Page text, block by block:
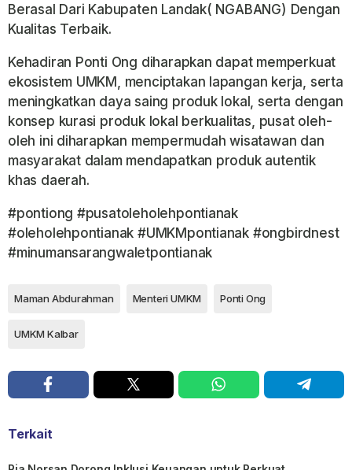
Berasal Dari Kabupaten Landak( NGABANG) Dengan
Kualitas Terbaik.
Kehadiran Ponti Ong diharapkan dapat memperkuat
ekosistem UMKM, menciptakan lapangan kerja, serta
meningkatkan daya saing produk lokal, serta dengan
konsep kurasi produk lokal berkualitas, pusat oleh-
oleh ini diharapkan mempermudah wisatawan dan
masyarakat dalam mendapatkan produk autentik
khas daerah.
#pontiong #pusatoleholehpontianak
#oleholehpontianak #UMKMpontianak #ongbirdnest
#minumansarangwaletpontianak
Maman Abdurahman Menteri UMKM Ponti Ong
UMKM Kalbar
Terkait